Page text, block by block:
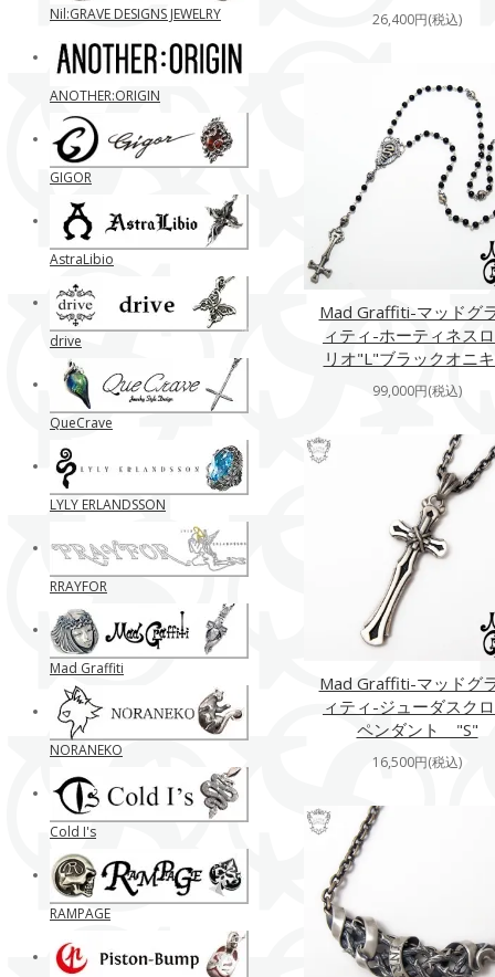
26,400円(税込)
Mad Graffiti-マッドグ
ィティ-ホーティネス
リオ"L"ブラックオニ
99,000円(税込)
Mad Graffiti-マッドグ
ィティ-ジューダスク
ペンダント "S"
16,500円(税込)
Nil:GRAVE DESIGNS JEWELRY
ANOTHER:ORIGIN
GIGOR
AstraLibio
drive
QueCrave
LYLY ERLANDSSON
RRAYFOR
Mad Graffiti
NORANEKO
Cold I's
RAMPAGE